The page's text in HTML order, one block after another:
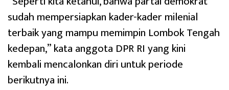
sudah mempersiapkan kader-kader milenial
terbaik yang mampu memimpin Lombok Tengah
kedepan,” kata anggota DPR RI yang kini
kembali mencalonkan diri untuk periode
berikutnya ini.